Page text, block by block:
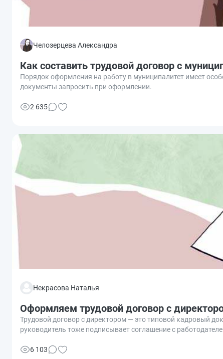
Челозерцева Александра
Как составить трудовой договор с
Порядок оформления на работу в муниципалитет имеет
документы запросить при оформлении.
2 635
Некрасова Наталья
Оформляем трудовой договор с
Трудовой договор с директором — это типовой кадровый
руководитель тоже подписывает соглашение с
6 103